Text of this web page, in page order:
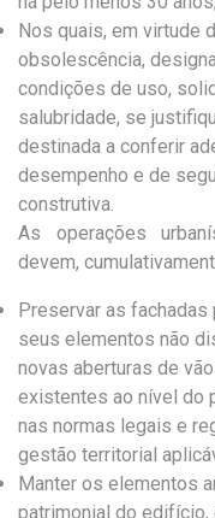
Nos quais, em virtude
obsolescência,
condições de uso,
salubridade, se
destinada a conferir
desempenho e de
construtiva.
As operações
devem,
Preservar as
seus elementos não
novas aberturas de
existentes ao nível do
nas normas legais e
gestão territorial
Manter os elementos
patrimonial do edifício,